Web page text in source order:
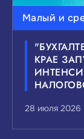
Малый и
КРАЕ
28 июля 2026